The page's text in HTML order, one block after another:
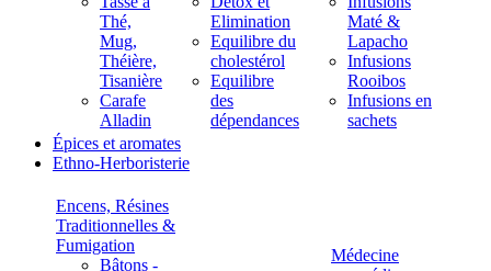
Thé,
Mug,
Théière,
Tisanière
Carafe
Alladin
Elimination
Equilibre du
cholestérol
Equilibre
des
dépendances
Maté &
Lapacho
Infusions
Rooibos
Infusions en
sachets
Épices et aromates
Ethno-Herboristerie
Encens, Résines
Traditionnelles &
Fumigation
Bâtons -
Médecine